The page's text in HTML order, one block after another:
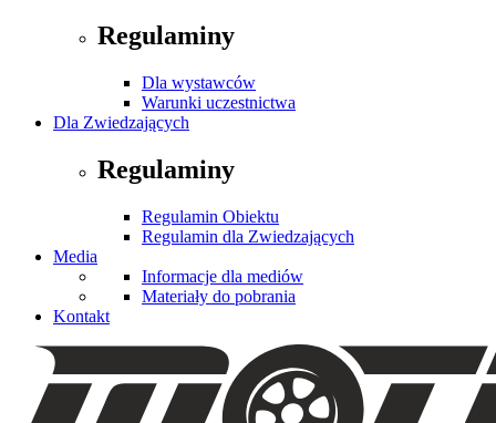
Regulaminy
Dla wystawców
Warunki uczestnictwa
Dla Zwiedzających
Regulaminy
Regulamin Obiektu
Regulamin dla Zwiedzających
Media
Informacje dla mediów
Materiały do pobrania
Kontakt